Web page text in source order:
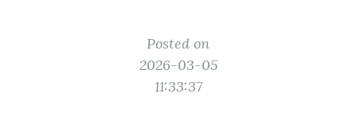
Posted on
2026-03-05
11:33:37